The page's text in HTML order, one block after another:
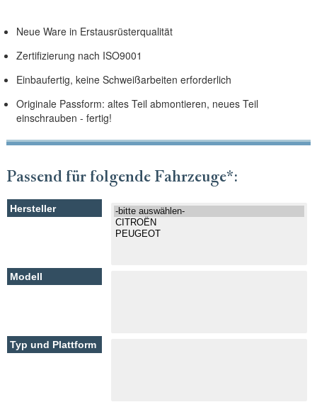
Neue Ware in Erstausrüsterqualität
Zertifizierung nach ISO9001
Einbaufertig, keine Schweißarbeiten erforderlich
Originale Passform: altes Teil abmontieren, neues Teil
einschrauben - fertig!
Passend für folgende Fahrzeuge*: